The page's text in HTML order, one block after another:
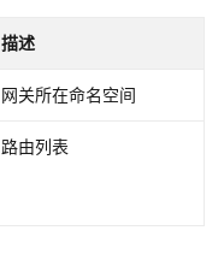
描述
网关所在命名空间
路由列表